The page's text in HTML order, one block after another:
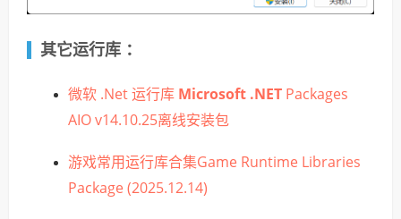
其它运行库 ：
微软 .Net 运行库 Microsoft .NET Packages
AIO v14.10.25离线安装包
游戏常用运行库合集Game Runtime Libraries
Package (2025.12.14)